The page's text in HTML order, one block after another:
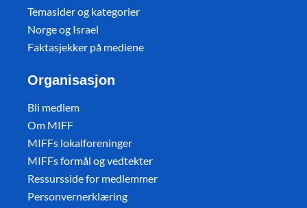
Temasider og kategorier
Norge og Israel
Faktasjekker på mediene
Organisasjon
Bli medlem
Om MIFF
MIFFs lokalforeninger
MIFFs formål og vedtekter
Ressursside for medlemmer
Personvernerklæring